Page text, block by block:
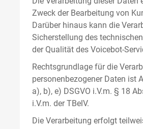
Zweck der Bearbeitung von
Darüber hinaus kann die
Sicherstellung des
der Qualität des Voicebot-
Rechtsgrundlage für die
personenbezogener Daten ist
a), b), e) DSGVO i.V.m. § 18
i.V.m. der TBelV.
Die Verarbeitung erfolgt